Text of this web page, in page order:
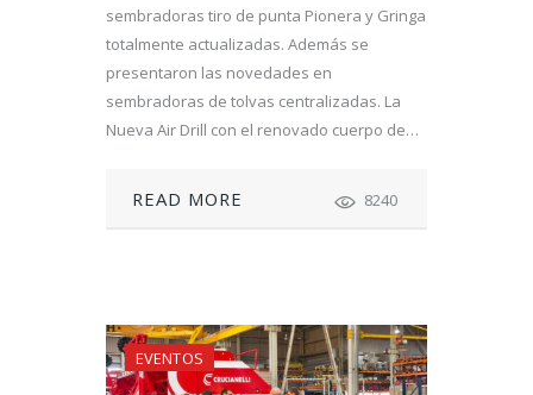
sembradoras tiro de punta Pionera y Gringa
totalmente actualizadas. Además se
presentaron las novedades en
sembradoras de tolvas centralizadas. La
Nueva Air Drill con el renovado cuerpo de…
READ MORE 8240
EVENTOS